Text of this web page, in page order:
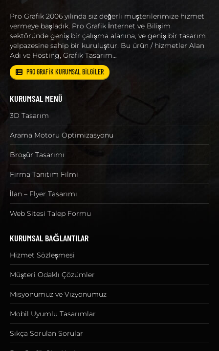
Pro Grafik 2006 yılında siz değerli müşterilerimize hizmet
vermeye başladık. Pro Grafik İnternet ve Bilişim
sektöründe geniş bir çalışma alanına, ve geniş bir tasarım
yelpazesine sahip bir kuruluştur. Bu ürün / hizmetler Alan
Adı ve Hosting, Grafik Tasarım…
PRO GRAFİK KURUMSAL BİLGİLER
KURUMSAL MENÜ
3D Tasarım
Arama Motoru Optimizasyonu
Broşür Tasarımı
Firma Tanıtım Filmi
İlan – Flyer Tasarımı
Web Sitesi Talep Formu
KURUMSAL BAĞLANTILAR
Hizmet Sözleşmesi
Müşteri Odaklı Çözümler
Misyonumuz ve Vizyonumuz
Mobil Uyumlu Tasarımlar
Sıkça Sorulan Sorular